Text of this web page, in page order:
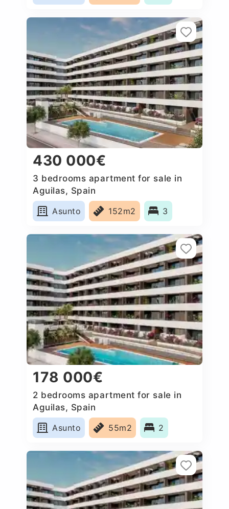
430 000€
3 bedrooms apartment for sale in
Aguilas, Spain
Asunto
152m2 3
178 000€
2 bedrooms apartment for sale in
Aguilas, Spain
Asunto
55m2 2